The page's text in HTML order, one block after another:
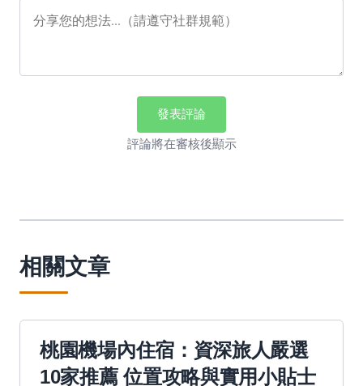
發表評論
評論將在審核後顯示
相關文章
桃園機場內住宿：資深旅人嚴選
10家推薦 位置攻略與實用小貼士